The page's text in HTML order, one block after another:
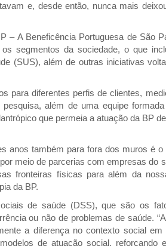
e, desde então, nunca mais
– A Beneficência Portuguesa de São
segmentos da sociedade, o que
(SUS), além de outras iniciativas
para diferentes perfis de clientes,
além de uma equipe
que permeia a atuação da BP
anos também para fora dos muros é o
meio de parcerias com empresas do
fronteiras físicas para além da
da BP.
de saúde (DSS), que são os
ou não de problemas de saúde.
a diferença no contexto social em
de atuação social, reforçando